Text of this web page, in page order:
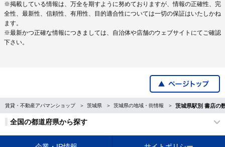
※掲載している情報は、万全を期すように努めておりますが、情報の正確性、完
全性、最新性、信頼性、有用性、目的適合性については一切の保証はいたしかね
ます。
※最新かつ正確な情報につきましては、自治体や店舗のウェブサイトにてご確認
下さい。
賃貸・不動産アパマンショップ 茨城県 茨城県の地域・街情報 茨城県駅別 書店の
全国の都道府県から探す